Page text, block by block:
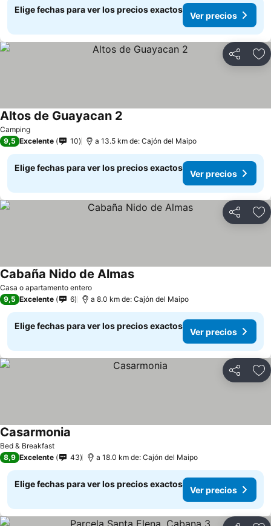
Elige fechas para ver los precios exactos
Ver precios
Compartir
Camping
Altos de Guayacan 2
9,5 Excelente 10 a 13.5 km de: Cajón del Maipo
Elige fechas para ver los precios exactos
Ver precios
Compartir
Casa o apartamento entero
Cabaña Nido de Almas
9,5 Excelente 6 a 8.0 km de: Cajón del Maipo
Elige fechas para ver los precios exactos
Ver precios
Compartir
Bed & Breakfast
Casarmonia
8,9 Excelente 43 a 18.0 km de: Cajón del Maipo
Elige fechas para ver los precios exactos
Ver precios